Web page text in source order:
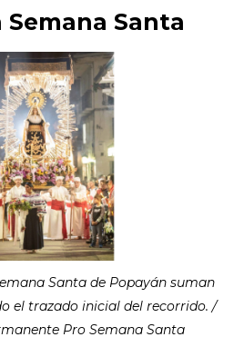
Semana Santa
Santa de Popayán suman
el trazado inicial del recorrido. /
Pro Semana Santa